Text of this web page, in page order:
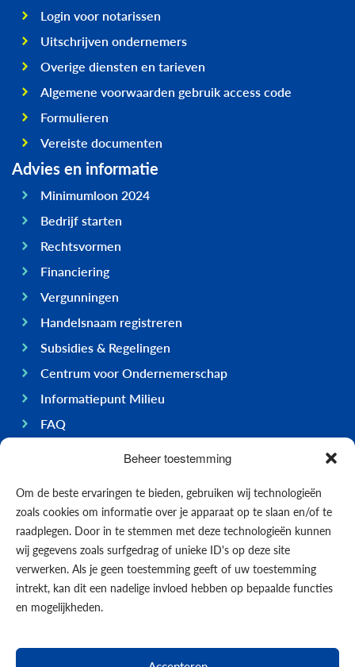
Beheer toestemming
Om de beste ervaringen te bieden, gebruiken wij technologieën
zoals cookies om informatie over je apparaat op te slaan en/of te
raadplegen. Door in te stemmen met deze technologieën kunnen
wij gegevens zoals surfgedrag of unieke ID's op deze site
verwerken. Als je geen toestemming geeft of uw toestemming
intrekt, kan dit een nadelige invloed hebben op bepaalde functies
en mogelijkheden.
Login voor notarissen
Uitschrijven ondernemers
Overige diensten en tarieven
Algemene voorwaarden gebruik access code
Formulieren
Vereiste documenten
Advies en informatie
Minimumloon 2024
Bedrijf starten
Rechtsvormen
Financiering
Vergunningen
Handelsnaam registreren
Subsidies & Regelingen
Centrum voor Ondernemerschap
Informatiepunt Milieu
FAQ
Ondernemen op Bonaire
Economie
Regering
Infrastructuur
Algemeen
Contact opnemen